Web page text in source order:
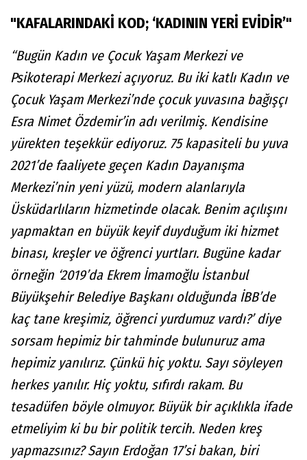
"KAFALARINDAKİ KOD; ‘KADININ YERİ EVİDİR’"
“Bugün Kadın ve Çocuk Yaşam Merkezi ve
Psikoterapi Merkezi açıyoruz. Bu iki katlı Kadın ve
Çocuk Yaşam Merkezi’nde çocuk yuvasına bağışçı
Esra Nimet Özdemir’in adı verilmiş. Kendisine
yürekten teşekkür ediyoruz. 75 kapasiteli bu yuva
2021’de faaliyete geçen Kadın Dayanışma
Merkezi’nin yeni yüzü, modern alanlarıyla
Üsküdarlıların hizmetinde olacak. Benim açılışını
yapmaktan en büyük keyif duyduğum iki hizmet
binası, kreşler ve öğrenci yurtları. Bugüne kadar
örneğin ‘2019’da Ekrem İmamoğlu İstanbul
Büyükşehir Belediye Başkanı olduğunda İBB’de
kaç tane kreşimiz, öğrenci yurdumuz vardı?’ diye
sorsam hepimiz bir tahminde bulunuruz ama
hepimiz yanılırız. Çünkü hiç yoktu. Sayı söyleyen
herkes yanılır. Hiç yoktu, sıfırdı rakam. Bu
tesadüfen böyle olmuyor. Büyük bir açıklıkla ifade
etmeliyim ki bu bir politik tercih. Neden kreş
yapmazsınız? Sayın Erdoğan 17’si bakan, biri